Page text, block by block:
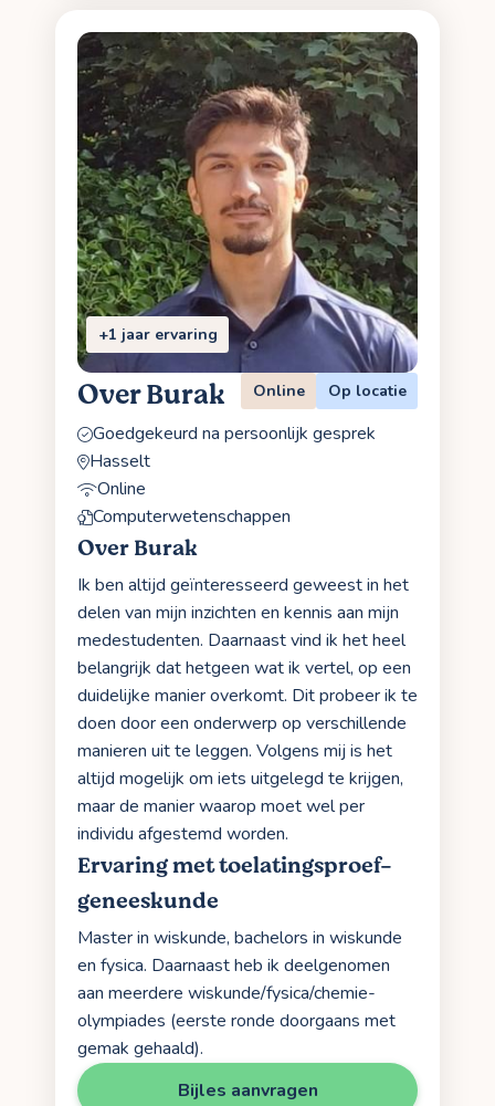
+1 jaar ervaring
Over Burak Online Op locatie
Goedgekeurd na persoonlijk gesprek
Hasselt
Online
Computerwetenschappen
Over Burak
Ik ben altijd geïnteresseerd geweest in het
delen van mijn inzichten en kennis aan mijn
medestudenten. Daarnaast vind ik het heel
belangrijk dat hetgeen wat ik vertel, op een
duidelijke manier overkomt. Dit probeer ik te
doen door een onderwerp op verschillende
manieren uit te leggen. Volgens mij is het
altijd mogelijk om iets uitgelegd te krijgen,
maar de manier waarop moet wel per
individu afgestemd worden.
Ervaring met toelatingsproef-
geneeskunde
Master in wiskunde, bachelors in wiskunde
en fysica. Daarnaast heb ik deelgenomen
aan meerdere wiskunde/fysica/chemie-
olympiades (eerste ronde doorgaans met
gemak gehaald).
Bijles aanvragen